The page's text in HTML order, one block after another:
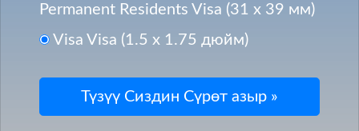
Permanent Residents Visa (31 x 39 мм)
Visa Visa (1.5 x 1.75 дюйм)